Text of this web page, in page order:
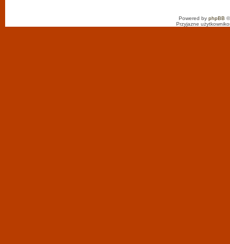
Powered by phpBB
Przyjazne